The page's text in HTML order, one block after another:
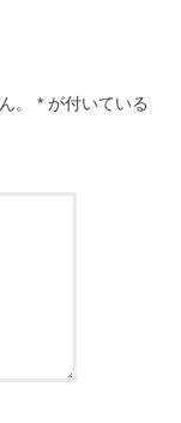
。 * が付いている